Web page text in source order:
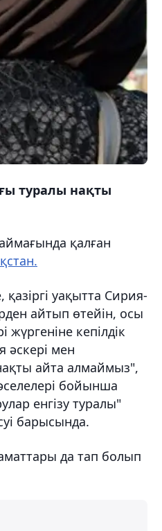
туралы нақты
қалған
уақытта Сирия-
айтып өтейін, осы
кепілдік
әскері мен
айта алмаймыз",
бойынша
енгізу туралы"
барысында.
да тап болып